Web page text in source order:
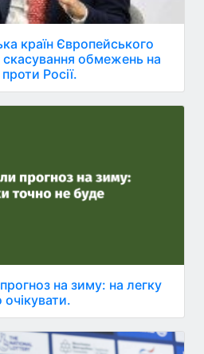
країн Європейського
обмежень на
Росії.
на зиму: на легку